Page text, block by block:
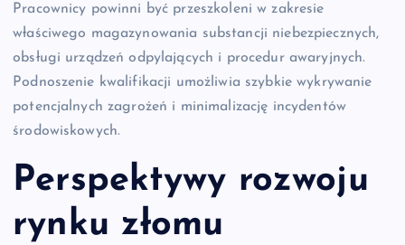
Pracownicy powinni być przeszkoleni w zakresie
właściwego magazynowania substancji niebezpiecznych,
obsługi urządzeń odpylających i procedur awaryjnych.
Podnoszenie kwalifikacji umożliwia szybkie wykrywanie
potencjalnych zagrożeń i minimalizację incydentów
środowiskowych.
Perspektywy rozwoju
rynku złomu